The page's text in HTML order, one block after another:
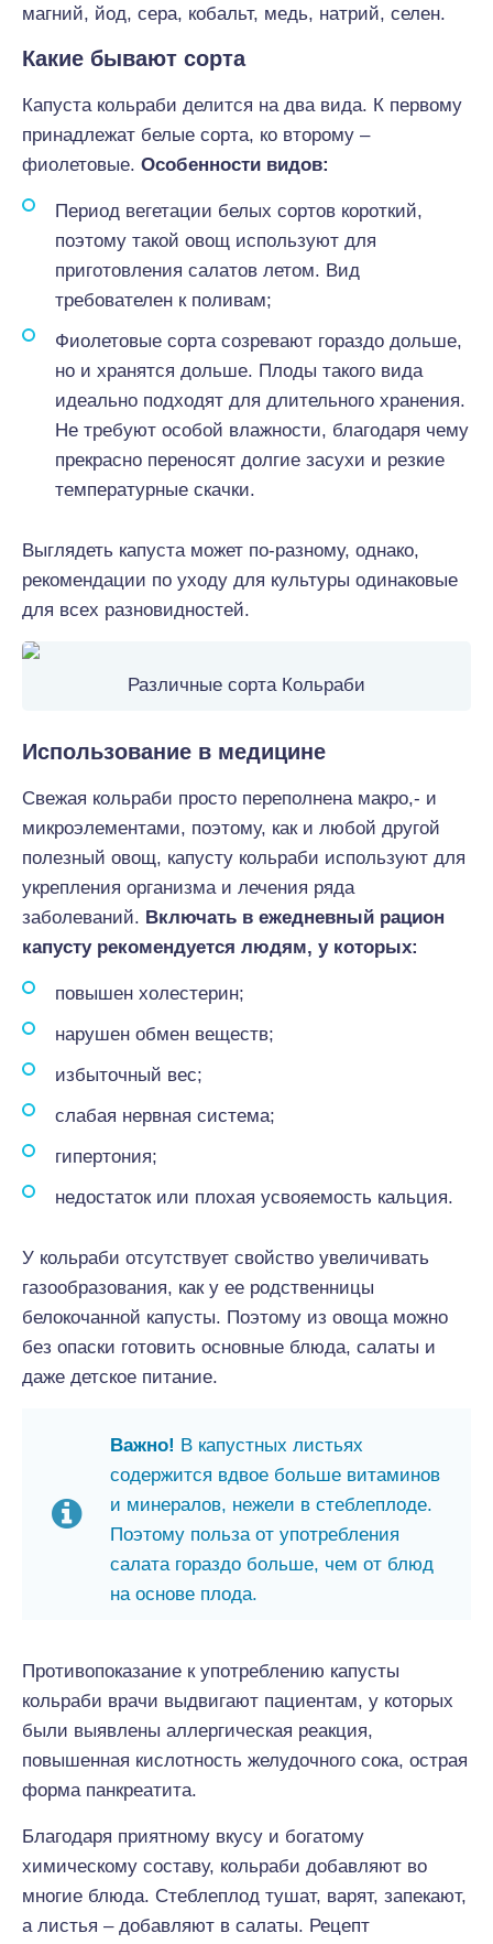
магний, йод, сера, кобальт, медь, натрий, селен.
Какие бывают сорта
Капуста кольраби делится на два вида. К первому
принадлежат белые сорта, ко второму –
фиолетовые. Особенности видов:
Период вегетации белых сортов короткий,
поэтому такой овощ используют для
приготовления салатов летом. Вид
требователен к поливам;
Фиолетовые сорта созревают гораздо дольше,
но и хранятся дольше. Плоды такого вида
идеально подходят для длительного хранения.
Не требуют особой влажности, благодаря чему
прекрасно переносят долгие засухи и резкие
температурные скачки.
Выглядеть капуста может по-разному, однако,
рекомендации по уходу для культуры одинаковые
для всех разновидностей.
Различные сорта Кольраби
Использование в медицине
Свежая кольраби просто переполнена макро,- и
микроэлементами, поэтому, как и любой другой
полезный овощ, капусту кольраби используют для
укрепления организма и лечения ряда
заболеваний. Включать в ежедневный рацион
капусту рекомендуется людям, у которых:
повышен холестерин;
нарушен обмен веществ;
избыточный вес;
слабая нервная система;
гипертония;
недостаток или плохая усвояемость кальция.
У кольраби отсутствует свойство увеличивать
газообразования, как у ее родственницы
белокочанной капусты. Поэтому из овоща можно
без опаски готовить основные блюда, салаты и
даже детское питание.
Важно! В капустных листьях
содержится вдвое больше витаминов
и минералов, нежели в стеблеплоде.
Поэтому польза от употребления
салата гораздо больше, чем от блюд
на основе плода.
Противопоказание к употреблению капусты
кольраби врачи выдвигают пациентам, у которых
были выявлены аллергическая реакция,
повышенная кислотность желудочного сока, острая
форма панкреатита.
Благодаря приятному вкусу и богатому
химическому составу, кольраби добавляют во
многие блюда. Стеблеплод тушат, варят, запекают,
а листья – добавляют в салаты. Рецепт